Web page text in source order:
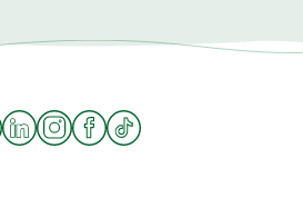
YouTube
LinkedInInstagramFacebook
Tiktok